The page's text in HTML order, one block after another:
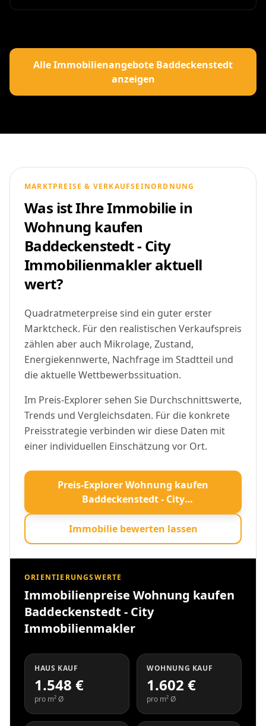
Alle Immobilienangebote Baddeckenstedt
anzeigen
MARKTPREISE & VERKAUFSEINORDNUNG
Was ist Ihre Immobilie in
Wohnung kaufen
Baddeckenstedt - City
Immobilienmakler aktuell
wert?
Quadratmeterpreise sind ein guter erster
Marktcheck. Für den realistischen Verkaufspreis
zählen aber auch Mikrolage, Zustand,
Energiekennwerte, Nachfrage im Stadtteil und
die aktuelle Wettbewerbssituation.
Im Preis-Explorer sehen Sie Durchschnittswerte,
Trends und Vergleichsdaten. Für die konkrete
Preisstrategie verbinden wir diese Daten mit
einer individuellen Einschätzung vor Ort.
Preis-Explorer Wohnung kaufen
Baddeckenstedt - City
Immobilienmakler öffnen
Immobilie bewerten lassen
ORIENTIERUNGSWERTE
Immobilienpreise Wohnung kaufen
Baddeckenstedt - City
Immobilienmakler
HAUS KAUF
1.548 €
pro m² Ø
WOHNUNG KAUF
1.602 €
pro m² Ø